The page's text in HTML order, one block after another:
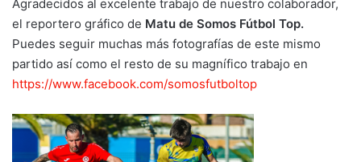
Agradecidos al excelente trabajo de nuestro colaborador,
el reportero gráfico de Matu de Somos Fútbol Top.
Puedes seguir muchas más fotografías de este mismo
partido así como el resto de su magnífico trabajo en
https://www.facebook.com/somosfutboltop